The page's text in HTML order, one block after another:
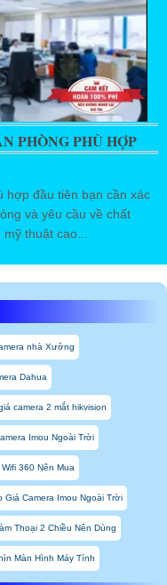
PHÒNG PHÙ HỢP
hợp đầu tiên bạn cần xác
và yêu cầu về chất
thuật cao...
nhà Xưởng
Dahua
camera 2 mắt hikvision
Imou Ngoài Trời
360 Nên Mua
Giá Camera Imou Ngoài Trời
Thoại 2 Chiều Nên Dùng
Màn Hình Máy Tính